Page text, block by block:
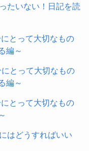
たいない！日記を読
とって大切なもの
編～
とって大切なもの
編～
とって大切なもの
はどうすればいい